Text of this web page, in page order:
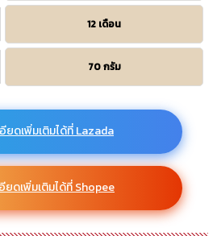
12 เดือน
70 กรัม
ยดเพิ่มเติมได้ที่ Lazada
ยดเพิ่มเติมได้ที่ Shopee